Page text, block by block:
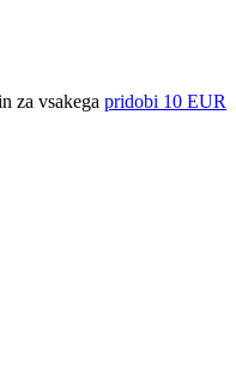
za vsakega pridobi 10 EUR